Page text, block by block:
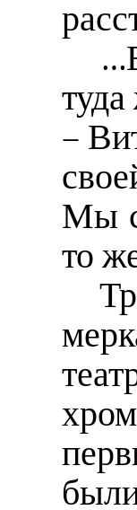
–
Мы с
то